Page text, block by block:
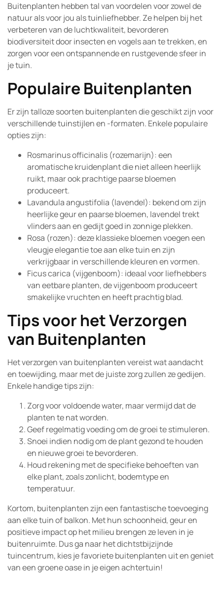
Buitenplanten hebben tal van voordelen voor zowel de
natuur als voor jou als tuinliefhebber. Ze helpen bij het
verbeteren van de luchtkwaliteit, bevorderen
biodiversiteit door insecten en vogels aan te trekken, en
zorgen voor een ontspannende en rustgevende sfeer in
je tuin.
Populaire Buitenplanten
Er zijn talloze soorten buitenplanten die geschikt zijn voor
verschillende tuinstijlen en -formaten. Enkele populaire
opties zijn:
Rosmarinus officinalis (rozemarijn): een
aromatische kruidenplant die niet alleen heerlijk
ruikt, maar ook prachtige paarse bloemen
produceert.
Lavandula angustifolia (lavendel): bekend om zijn
heerlijke geur en paarse bloemen, lavendel trekt
vlinders aan en gedijt goed in zonnige plekken.
Rosa (rozen): deze klassieke bloemen voegen een
vleugje elegantie toe aan elke tuin en zijn
verkrijgbaar in verschillende kleuren en vormen.
Ficus carica (vijgenboom): ideaal voor liefhebbers
van eetbare planten, de vijgenboom produceert
smakelijke vruchten en heeft prachtig blad.
Tips voor het Verzorgen
van Buitenplanten
Het verzorgen van buitenplanten vereist wat aandacht
en toewijding, maar met de juiste zorg zullen ze gedijen.
Enkele handige tips zijn:
Zorg voor voldoende water, maar vermijd dat de
planten te nat worden.
Geef regelmatig voeding om de groei te stimuleren.
Snoei indien nodig om de plant gezond te houden
en nieuwe groei te bevorderen.
Houd rekening met de specifieke behoeften van
elke plant, zoals zonlicht, bodemtype en
temperatuur.
Kortom, buitenplanten zijn een fantastische toevoeging
aan elke tuin of balkon. Met hun schoonheid, geur en
positieve impact op het milieu brengen ze leven in je
buitenruimte. Dus ga naar het dichtstbijzijnde
tuincentrum, kies je favoriete buitenplanten uit en geniet
van een groene oase in je eigen achtertuin!